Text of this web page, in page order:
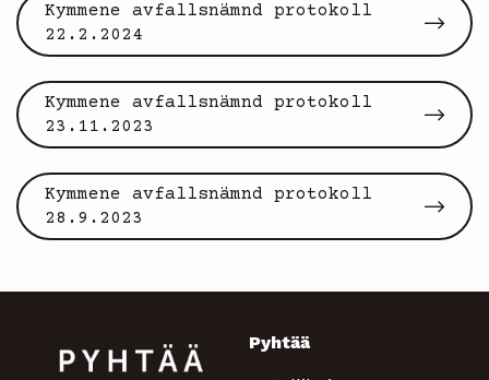
Kymmene avfallsnämnd protokoll
22.2.2024
Kymmene avfallsnämnd protokoll
23.11.2023
Kymmene avfallsnämnd protokoll
28.9.2023
Pyhtää